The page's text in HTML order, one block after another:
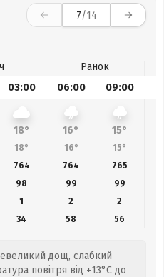
7/14
Ранок
03:00 06:00 09:00
18° 16° 15°
18° 16° 15°
764 764 765
98 99 99
1 2
2
34 58 56
дощ, слабкий
повітря від +13°C до